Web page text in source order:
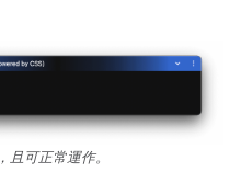
且可正常運作。